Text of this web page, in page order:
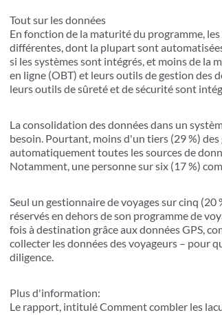
Tout sur les données
En fonction de la maturité du programme,
différentes, dont la plupart sont
si les systèmes sont intégrés, et moins de la
en ligne (OBT) et leurs outils de gestion des
leurs outils de sûreté et de sécurité sont
La consolidation des données dans un
besoin. Pourtant, moins d'un tiers (29 %)
automatiquement toutes les sources de
Notamment, une personne sur six (17 %)
Seul un gestionnaire de voyages sur cinq
réservés en dehors de son programme de
fois à destination grâce aux données GPS,
collecter les données des voyageurs – pour
diligence.
Plus d'information:
Le rapport, intitulé Comment combler les